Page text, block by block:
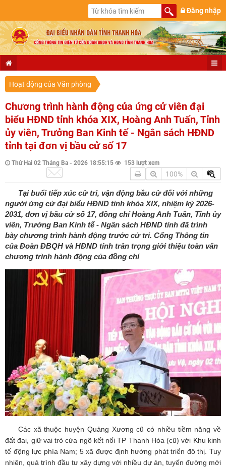
Đăng nhập
Hoạt động của Văn phòng
Chương trình hành động của ứng cử viên đại
biểu HĐND tỉnh khóa XIX, Hoàng Anh Tuấn, Tỉnh
ủy viên, Trưởng Ban Kinh tế - Ngân sách HĐND
tỉnh tại đơn vị bầu cử số 17
Thứ Hai 02 Tháng Ba - 2026 18:55:15 153 lượt xem
100%
Tại buổi tiếp xúc cử tri, vận động bầu cử đối với những
người ứng cử đại biểu HĐND tỉnh khóa XIX, nhiệm kỳ 2026-
2031, đơn vị bầu cử số 17, đồng chí Hoàng Anh Tuấn, Tỉnh ủy
viên, Trưởng Ban Kinh tế - Ngân sách HĐND tỉnh đã trình
bày chương trình hành động trước cử tri. Cổng Thông tin
của Đoàn ĐBQH và HĐND tỉnh trân trọng giới thiệu toàn văn
chương trình hành động của đồng chí
Các xã thuộc huyện Quảng Xương cũ có nhiều tiềm năng về
đất đai, giữ vai trò cửa ngõ kết nối TP Thanh Hóa (cũ) với Khu kinh
tế động lực phía Nam; 5 xã được định hướng phát triển đô thị. Tuy
nhiên, quá trình đầu tư xây dựng với nhiều dự án, tuyến đường mới